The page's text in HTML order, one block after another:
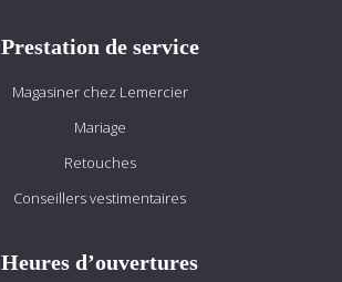
Prestation de service
Magasiner chez Lemercier
Mariage
Retouches
Conseillers vestimentaires
Heures d’ouvertures